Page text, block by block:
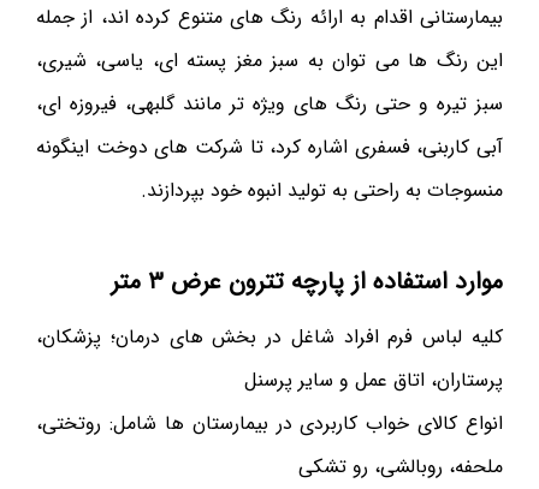
بیمارستانی اقدام به ارائه رنگ های متنوع کرده اند، از جمله
این رنگ ها می توان به سبز مغز پسته ای، یاسی، شیری،
سبز تیره و حتی رنگ های ویژه تر مانند گلبهی، فیروزه ای،
آبی کاربنی، فسفری اشاره کرد، تا شرکت های دوخت اینگونه
منسوجات به راحتی به تولید انبوه خود بپردازند.
موارد استفاده از پارچه تترون عرض ۳ متر
کلیه لباس فرم افراد شاغل در بخش های درمان؛ پزشکان،
پرستاران، اتاق عمل و سایر پرسنل
انواع کالای خواب کاربردی در بیمارستان ها شامل: روتختی،
ملحفه، روبالشی، رو تشکی